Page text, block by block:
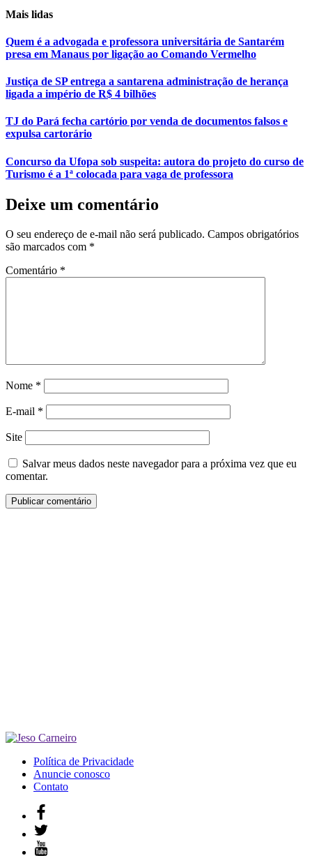
Mais lidas
Quem é a advogada e professora universitária de Santarém
presa em Manaus por ligação ao Comando Vermelho
Justiça de SP entrega a santarena administração de herança
ligada a império de R$ 4 bilhões
TJ do Pará fecha cartório por venda de documentos falsos e
expulsa cartorário
Concurso da Ufopa sob suspeita: autora do projeto do curso de
Turismo é a 1ª colocada para vaga de professora
Deixe um comentário
O seu endereço de e-mail não será publicado. Campos obrigatórios
são marcados com *
Comentário *
Nome *
E-mail *
Site
Salvar meus dados neste navegador para a próxima vez que eu
comentar.
Política de Privacidade
Anuncie conosco
Contato